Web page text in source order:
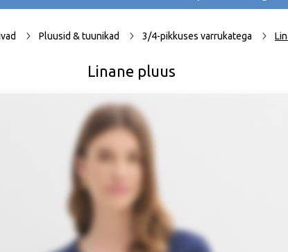
Pluusid & tuunikad 3/4-pikkuses varrukatega
Linane pluus